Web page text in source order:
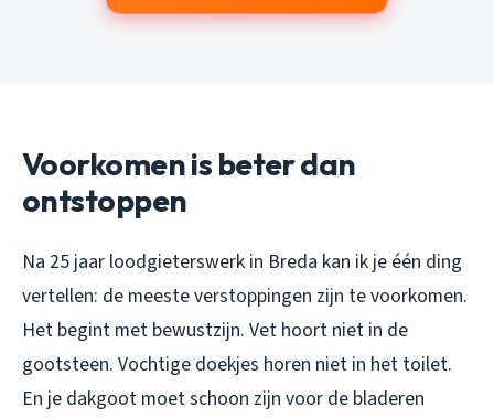
Voorkomen is beter dan
ontstoppen
Na 25 jaar loodgieterswerk in Breda kan ik je één ding
vertellen: de meeste verstoppingen zijn te voorkomen.
Het begint met bewustzijn. Vet hoort niet in de
gootsteen. Vochtige doekjes horen niet in het toilet.
En je dakgoot moet schoon zijn voor de bladeren